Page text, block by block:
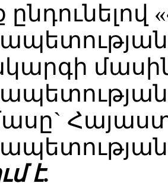
է.